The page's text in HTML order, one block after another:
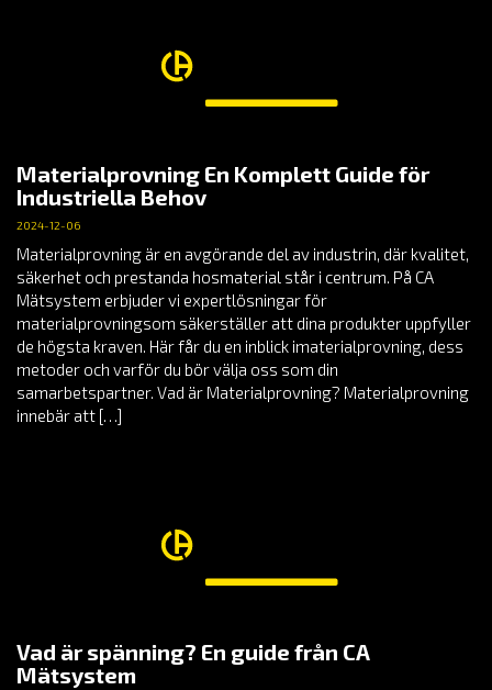
Materialprovning En Komplett Guide för
Industriella Behov
2024-12-06
Materialprovning är en avgörande del av industrin, där kvalitet,
säkerhet och prestanda hosmaterial står i centrum. På CA
Mätsystem erbjuder vi expertlösningar för
materialprovningsom säkerställer att dina produkter uppfyller
de högsta kraven. Här får du en inblick imaterialprovning, dess
metoder och varför du bör välja oss som din
samarbetspartner. Vad är Materialprovning? Materialprovning
innebär att […]
Vad är spänning? En guide från CA
Mätsystem